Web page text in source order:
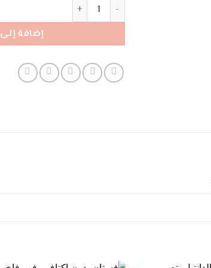
كمية فستان ريبيكا ماكسي -
إضافة